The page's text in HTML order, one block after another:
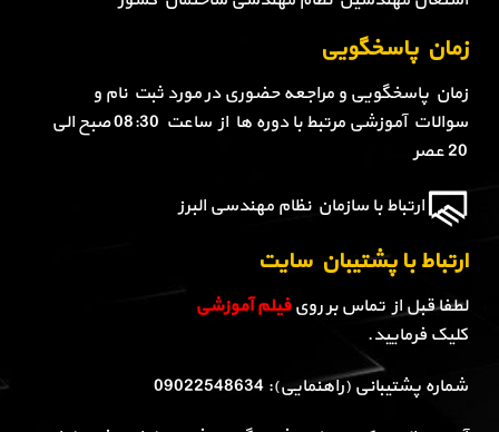
زمان پاسخگویی
زمان پاسخگویی و مراجعه حضوری در مورد ثبت نام و
سوالات آموزشی مرتبط با دوره ها از ساعت 08:30 صبح الی
20 عصر
ارتباط با سازمان نظام مهندسی البرز
ارتباط با پشتیبان سایت
لطفا قبل از تماس بر رویفیلم آموزشی
کلیک فرمایید.
شماره پشتیبانی (راهنمایی): 09022548634